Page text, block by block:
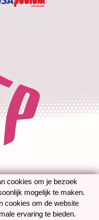
is mogelijk met de
cookies om je bezoek
mogelijk te maken.
cookies om de website
ervaring te bieden.